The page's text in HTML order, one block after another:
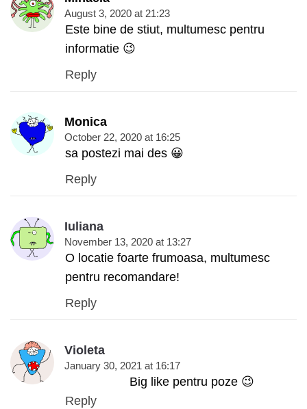
August 3, 2020 at 21:23
Este bine de stiut, multumesc pentru
informatie 😉
Reply
Monica
October 22, 2020 at 16:25
sa postezi mai des 😀
Reply
Iuliana
November 13, 2020 at 13:27
O locatie foarte frumoasa, multumesc
pentru recomandare!
Reply
Violeta
January 30, 2021 at 16:17
Big like pentru poze 😉
Reply